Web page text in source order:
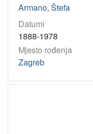
Armano, Štefa
Datumi
1888-1978
Mjesto rođenja
Zagreb